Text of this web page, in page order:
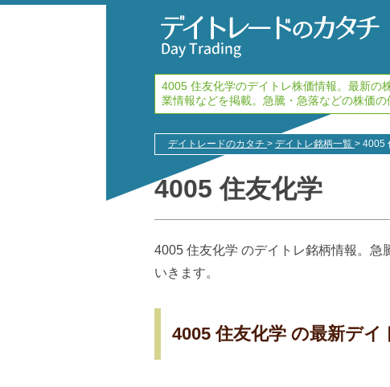
4005 住友化学のデイトレ株価情報。最新の
業情報などを掲載。急騰・急落などの株価の
デイトレードのカタチ > デイトレ銘柄一覧 > 4005
4005 住友化学
4005 住友化学 のデイトレ銘柄情報。急
いきます。
4005 住友化学 の最新デイ